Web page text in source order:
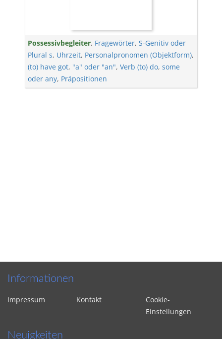
Possessivbegleiter, Fragewörter, S-Genitiv oder
Plural s, Uhrzeit, Personalpronomen (Objektform),
(to) have got, "a" oder "an", Verb (to) do, some
oder any, Präpositionen
Informationen
Impressum Kontakt
Cookie-
Einstellungen
Neuigkeiten